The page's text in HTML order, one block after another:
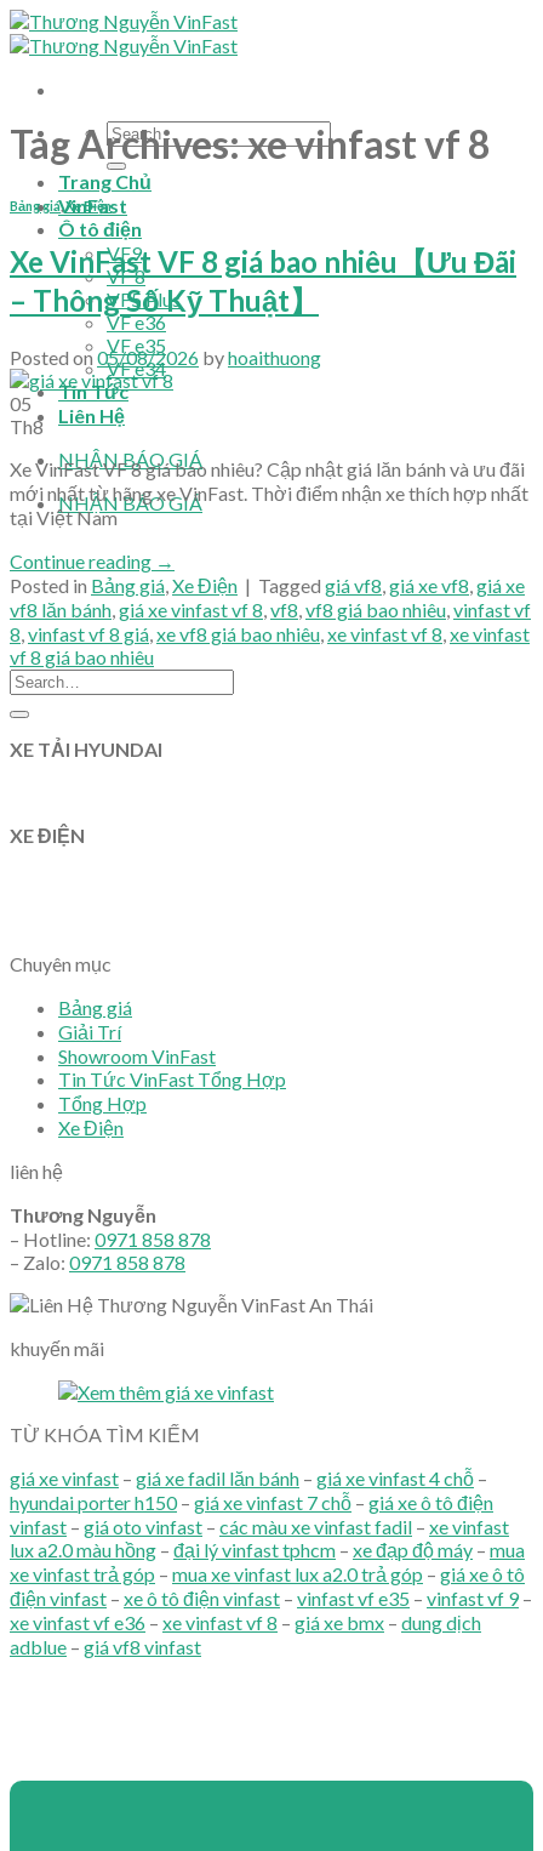
Skip
to
Trang Chủ
VinFast
Ô tô điện
VF9
VF 8
VF5 Plus
VF e36
VF e35
VF e34
Tin Tức
Liên Hệ
NHẬN BÁO GIÁ
NHẬN BÁO GIÁ
Tag Archives:xe vinfast vf 8
Bảng giá,Xe Điện
Xe VinFast VF 8 giá bao nhiêu【Ưu Đãi
– Thông Số Kỹ Thuật】
Posted on 05/08/2026 byhoaithuong
05
Th8
Xe VinFast VF 8 giá bao nhiêu? Cập nhật giá lăn bánh và ưu đãi
mới nhất từ hãng xe VinFast. Thời điểm nhận xe thích hợp nhất
tại Việt Nam
Continue reading →
Posted in Bảng giá,Xe Điện | Tagged giá vf8,giá xe vf8,giá xe
vf8 lăn bánh,giá xe vinfast vf 8,vf8,vf8 giá bao nhiêu,vinfast vf
8,vinfast vf 8 giá,xe vf8 giá bao nhiêu,xe vinfast vf 8,xe vinfast
vf 8 giá bao nhiêu
XE TẢI HYUNDAI
XE ĐIỆN
Chuyên mục
Bảng giá
Giải Trí
Showroom VinFast
Tin Tức VinFast Tổng Hợp
Tổng Hợp
Xe Điện
liên hệ
Thương Nguyễn
– Hotline: 0971 858 878
– Zalo: 0971 858 878
khuyến mãi
TỪ KHÓA TÌM KIẾM
giá xe vinfast – giá xe fadil lăn bánh – giá xe vinfast 4 chỗ –
hyundai porter h150– giá xe vinfast 7 chỗ – giá xe ô tô điện
vinfast – giá oto vinfast – các màu xe vinfast fadil – xe vinfast
lux a2.0 màu hồng – đại lý vinfast tphcm – xe đạp độ máy – mua
xe vinfast trả góp – mua xe vinfast lux a2.0 trả góp – giá xe ô tô
điện vinfast – xe ô tô điện vinfast – vinfast vf e35 – vinfast vf 9–
xe vinfast vf e36 – xe vinfast vf 8 – giá xe bmx – dung dịch
adblue – giá vf8 vinfast